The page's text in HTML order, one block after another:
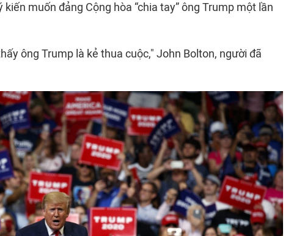
muốn đảng Cộng hòa “chia tay” ông Trump một lần
ông Trump là kẻ thua cuộc," John Bolton, người đã